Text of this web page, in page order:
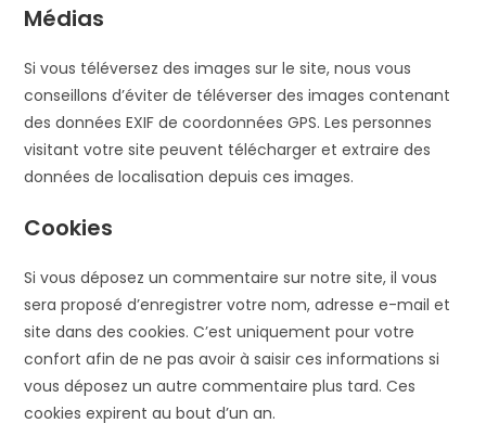
Médias
Si vous téléversez des images sur le site, nous vous
conseillons d’éviter de téléverser des images contenant
des données EXIF de coordonnées GPS. Les personnes
visitant votre site peuvent télécharger et extraire des
données de localisation depuis ces images.
Cookies
Si vous déposez un commentaire sur notre site, il vous
sera proposé d’enregistrer votre nom, adresse e-mail et
site dans des cookies. C’est uniquement pour votre
confort afin de ne pas avoir à saisir ces informations si
vous déposez un autre commentaire plus tard. Ces
cookies expirent au bout d’un an.